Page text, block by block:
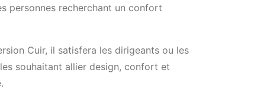
personnes recherchant un confort
Cuir, il satisfera les dirigeants ou les
souhaitant allier design, confort et